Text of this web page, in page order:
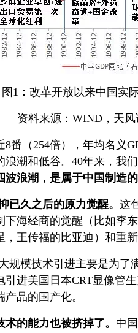
图1：改革开放以来中国实
资料来源：WIND，天
番（254倍），年均名
潮和低谷。40年来，我
浪潮，是属于中国制造的
已久之后的原力觉醒。 这
海经商的觉醒（比如李
王传福的比亚迪）和重
规模技术引进主要是为
进美国日本CRT显像管
品的国产化。
的能力也被挤掉了。 中